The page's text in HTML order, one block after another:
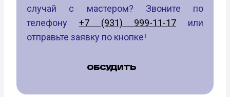
случай с мастером? Звоните по
телефону +7 (931) 999-11-17 или
отправьте заявку по кнопке!
ОБСУДИТЬ